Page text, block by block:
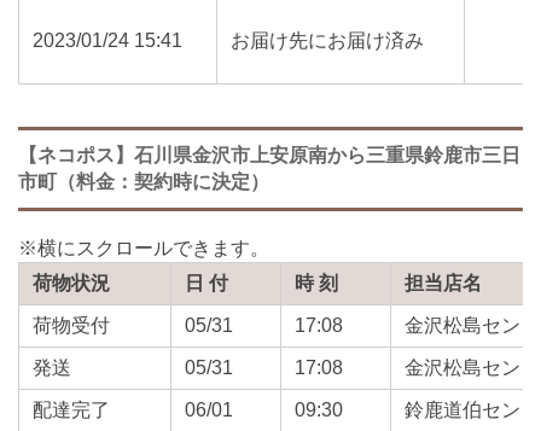
2023/01/24 15:41 お届け先にお届け済み
【ネコポス】石川県金沢市上安原南から三重県鈴鹿市三日
市町（料金：契約時に決定）
荷物状況 日 付 時 刻 担当店名
荷物受付 05/31 17:08 金沢松島セン
発送 05/31 17:08 金沢松島セン
配達完了 06/01 09:30 鈴鹿道伯セン